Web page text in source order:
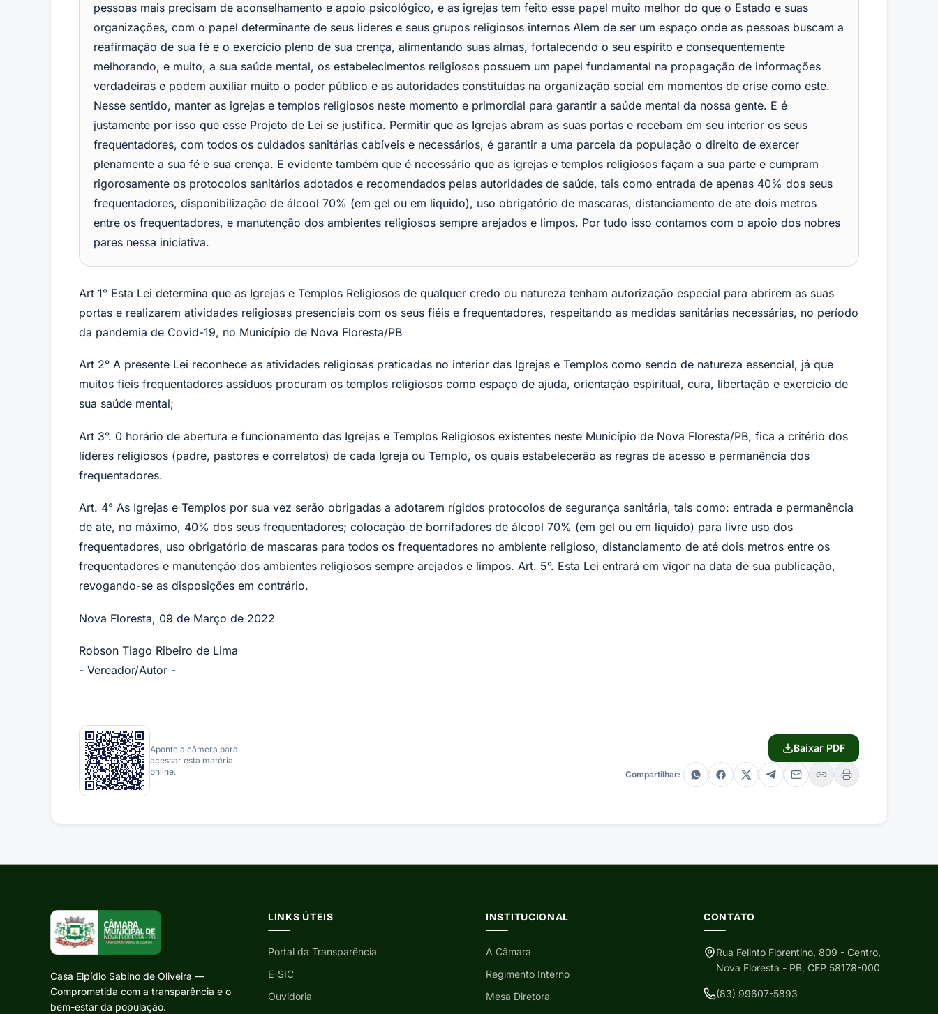
pessoas mais precisam de aconselhamento e apoio psicológico, e as igrejas tem feito esse papel muito melhor do que o Estado e suas
organizações, com o papel determinante de seus lideres e seus grupos religiosos internos Alem de ser um espaço onde as pessoas buscam a
reafirmação de sua fé e o exercício pleno de sua crença, alimentando suas almas, fortalecendo o seu espírito e consequentemente
melhorando, e muito, a sua saúde mental, os estabelecimentos religiosos possuem um papel fundamental na propagação de informações
verdadeiras e podem auxiliar muito o poder público e as autoridades constituídas na organização social em momentos de crise como este.
Nesse sentido, manter as igrejas e templos religiosos neste momento e primordial para garantir a saúde mental da nossa gente. E é
justamente por isso que esse Projeto de Lei se justifica. Permitir que as Igrejas abram as suas portas e recebam em seu interior os seus
frequentadores, com todos os cuidados sanitárias cabíveis e necessários, é garantir a uma parcela da população o direito de exercer
plenamente a sua fé e sua crença. E evidente também que é necessário que as igrejas e templos religiosos façam a sua parte e cumpram
rigorosamente os protocolos sanitários adotados e recomendados pelas autoridades de saúde, tais como entrada de apenas 40% dos seus
frequentadores, disponibilização de álcool 70% (em gel ou em liquido), uso obrigatório de mascaras, distanciamento de ate dois metros
entre os frequentadores, e manutenção dos ambientes religiosos sempre arejados e limpos. Por tudo isso contamos com o apoio dos nobres
pares nessa iniciativa.
Art 1° Esta Lei determina que as Igrejas e Templos Religiosos de qualquer credo ou natureza tenham autorização especial para abrirem as suas
portas e realizarem atividades religiosas presenciais com os seus fiéis e frequentadores, respeitando as medidas sanitárias necessárias, no período
da pandemia de Covid-19, no Município de Nova Floresta/PB
Art 2° A presente Lei reconhece as atividades religiosas praticadas no interior das Igrejas e Templos como sendo de natureza essencial, já que
muitos fieis frequentadores assíduos procuram os templos religiosos como espaço de ajuda, orientação espiritual, cura, libertação e exercício de
sua saúde mental;
Art 3°. 0 horário de abertura e funcionamento das Igrejas e Templos Religiosos existentes neste Município de Nova Floresta/PB, fica a critério dos
líderes religiosos (padre, pastores e correlatos) de cada Igreja ou Templo, os quais estabelecerão as regras de acesso e permanência dos
frequentadores.
Art. 4° As Igrejas e Templos por sua vez serão obrigadas a adotarem rígidos protocolos de segurança sanitária, tais como: entrada e permanência
de ate, no máximo, 40% dos seus frequentadores; colocação de borrifadores de álcool 70% (em gel ou em liquido) para livre uso dos
frequentadores, uso obrigatório de mascaras para todos os frequentadores no ambiente religioso, distanciamento de até dois metros entre os
frequentadores e manutenção dos ambientes religiosos sempre arejados e limpos. Art. 5°. Esta Lei entrará em vigor na data de sua publicação,
revogando-se as disposições em contrário.
Nova Floresta, 09 de Março de 2022
Robson Tiago Ribeiro de Lima
- Vereador/Autor -
Aponte a câmera para
acessar esta matéria
online.
Baixar PDF
Compartilhar:
Casa Elpídio Sabino de Oliveira —
Comprometida com a transparência e o
bem-estar da população.
LINKS ÚTEIS
Portal da Transparência
E-SIC
Ouvidoria
INSTITUCIONAL
A Câmara
Regimento Interno
Mesa Diretora
CONTATO
Rua Felinto Florentino, 809 - Centro,
Nova Floresta - PB, CEP 58178-000
(83) 99607-5893